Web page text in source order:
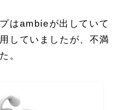
はambieが出していて
していましたが、不満
。